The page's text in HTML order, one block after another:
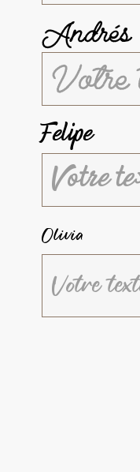
Andrés
Felipe
Olivia